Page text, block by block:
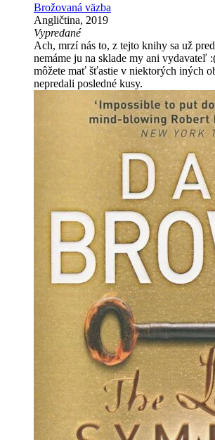
Brožovaná väzba
Angličtina, 2019
Vypredané
Ach, mrzí nás to, z tejto knihy sa už
nemáme ju na sklade my ani vydavateľ
môžete mať šťastie v niektorých iných
nepredali posledné kusy.